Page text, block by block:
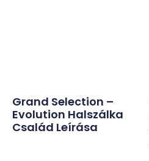
Grand Selection –
Evolution Halszálka
Család Leírása